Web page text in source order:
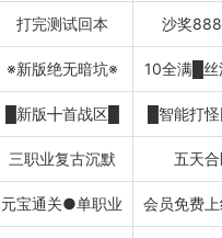
打完测试回本 沙奖
※新版绝无暗坑※ 10全满█丝
█新版╋首战区█ █智能打
三职业复古沉默 五天
元宝通关●单职业 会员免费